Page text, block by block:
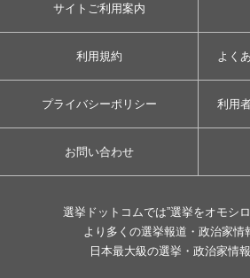
サイトご利用案内
利用規約 よく
プライバシーポリシー 利用
お問い合わせ
選挙ドットコムでは”選挙をオモシロ
より多くの選挙報道・政治家情
日本最大級の選挙・政治家情